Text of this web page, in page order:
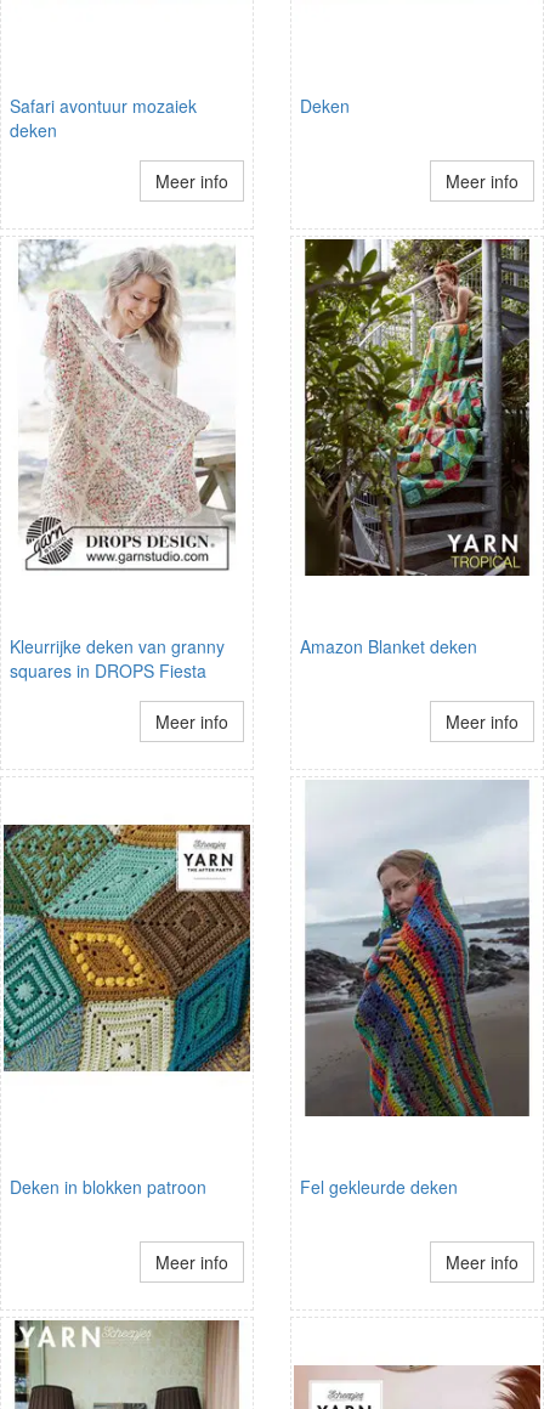
Safari avontuur mozaiek
deken
Meer info
Deken
Meer info
Kleurrijke deken van granny
squares in DROPS Fiesta
Meer info
Amazon Blanket deken
Meer info
Deken in blokken patroon
Meer info
Fel gekleurde deken
Meer info